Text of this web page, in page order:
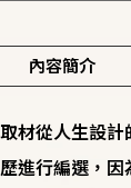
內容簡介
材從人生設
進行編選，